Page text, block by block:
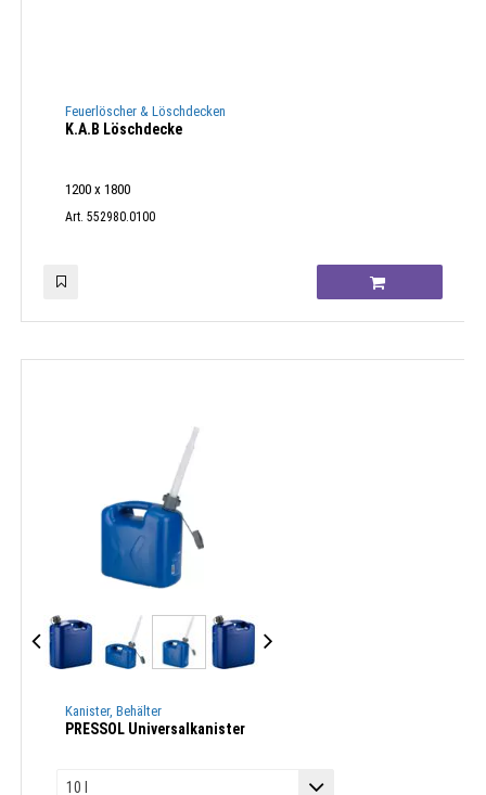
Feuerlöscher & Löschdecken
K.A.B Löschdecke
1200 x 1800
Art. 552980.0100
Kanister, Behälter
PRESSOL Universalkanister